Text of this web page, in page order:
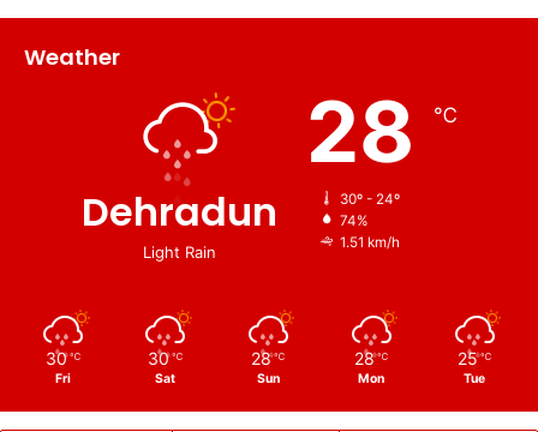
Weather
Dehradun
Light Rain
28 ℃
30º - 24º
74%
1.51 km/h
30 ℃
Fri
30 ℃
Sat
28 ℃
Sun
28 ℃
Mon
25 ℃
Tue